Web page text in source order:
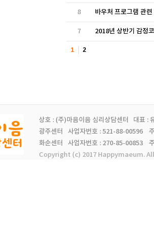
8 바우처 프로그램 관
7 2018년 상반기 감정
1 2
상호 : (주)마음이음 심리상담센터 대표 :
광주센터 사업자번호 : 521-88-00596
화순센터 사업자번호 : 270-85-00853
Copyright (c) 2017 Happymaeum.